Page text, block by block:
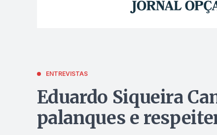
ENTREVISTAS
Eduardo Siqueira
palanques e